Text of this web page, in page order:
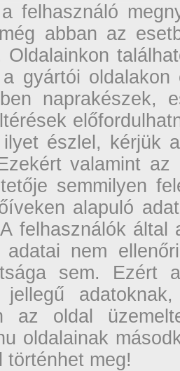
felhasználó
abban az
Oldalainkon
gyártói oldalakon
naprakészek,
ilyet észlel, kérjük
valamint
semmilyen
alapuló
felhasználók
adatai nem
sem. Ezért
jellegű
az oldal
oldalainak
történhet meg!